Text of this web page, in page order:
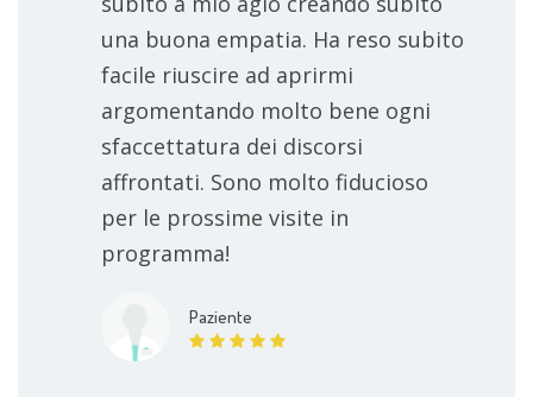
una buona empatia. Ha reso subito
facile riuscire ad aprirmi
argomentando molto bene ogni
sfaccettatura dei discorsi
affrontati. Sono molto fiducioso
per le prossime visite in
programma!
Paziente